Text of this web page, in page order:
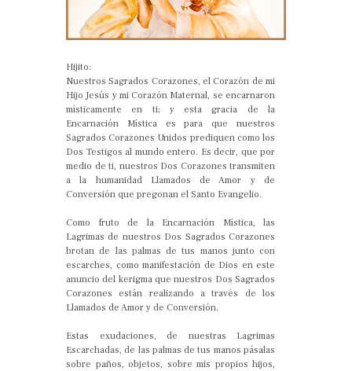
Hijito:
Nuestros Sagrados Corazones, el Corazón de mi
Hijo Jesús y mi Corazón Maternal, se encarnaron
místicamente en ti; y esta gracia de la
Encarnación Mística es para que nuestros
Sagrados Corazones Unidos prediquen como los
Dos Testigos al mundo entero. Es decir, que por
medio de ti, nuestros Dos Corazones transmiten
a la humanidad Llamados de Amor y de
Conversión que pregonan el Santo Evangelio.
Como fruto de la Encarnación Mística, las
Lagrimas de nuestros Dos Sagrados Corazones
brotan de las palmas de tus manos junto con
escarches, como manifestación de Dios en este
anuncio del kerigma que nuestros Dos Sagrados
Corazones están realizando a través de los
Llamados de Amor y de Conversión.
Estas exudaciones, de nuestras Lagrimas
Escarchadas, de las palmas de tus manos pásalas
sobre paños, objetos, sobre mis propios hijos,